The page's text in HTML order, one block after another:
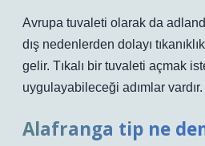
Avrupa tuvaleti olarak da
dış nedenlerden dolayı
gelir. Tıkalı bir tuvaleti açmak
uygulayabileceği adımlar vardır.
Alafranga tip ne